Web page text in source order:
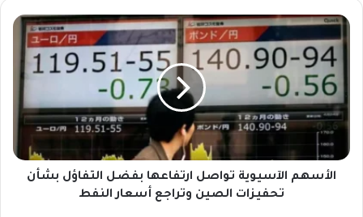
ا
م
آ
الأسهم الآسيوية تواصل ارتفاعها بفضل التفاؤل بشأن
تحفيزات الصين وتراجع أسعار النفط